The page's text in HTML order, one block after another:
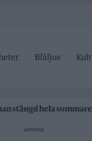
Blåljus
ANNONS